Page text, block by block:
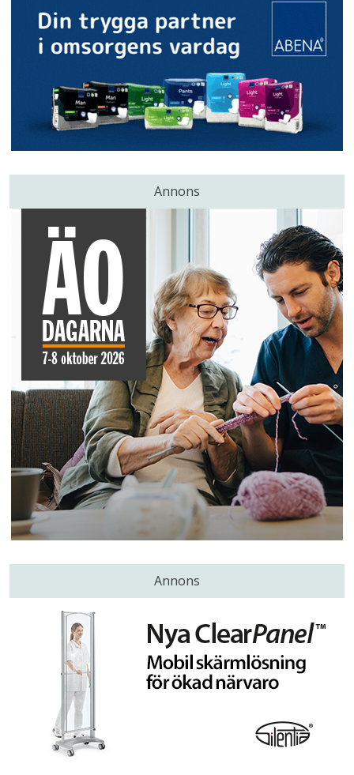
Annons
Annons